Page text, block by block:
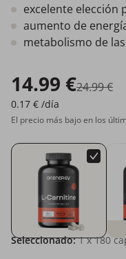
excelente elección
aumento de
metabolismo de
14.99 €24.99 €
0.17 € /día
El precio más bajo en los
Seleccionado: 1x 180